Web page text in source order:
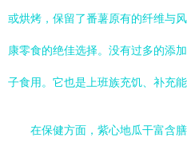
或烘烤，保留了番薯原有的纤维与
康零食的绝佳选择。没有过多的添
子食用。它也是上班族充饥、补充能
在保健方面，紫心地瓜干富含